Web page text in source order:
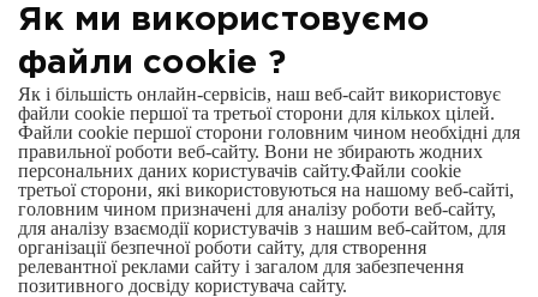
Як ми використовуємо
файли cookie ?
Як і більшість онлайн-сервісів, наш веб-сайт використовує
файли cookie першої та третьої сторони для кількох цілей.
Файли cookie першої сторони головним чином необхідні для
правильної роботи веб-сайту. Вони не збирають жодних
персональних даних користувачів сайту.Файли cookie
третьої сторони, які використовуються на нашому веб-сайті,
головним чином призначені для аналізу роботи веб-сайту,
для аналізу взаємодії користувачів з нашим веб-сайтом, для
організації безпечної роботи сайту, для створення
релевантної реклами сайту і загалом для забезпечення
позитивного досвіду користувача сайту.